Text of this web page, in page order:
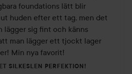
foundations lätt blir
ut huden efter ett tag, men det
lägger sig fint och känns
man lägger ett tjockt lager
Min nya favorit!
SILKESLEN PERFEKTION!